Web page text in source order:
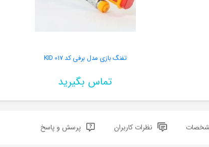
تفنگ بازی مدل برفی کد KID 017
تماس بگیرید
نظرات کاربران پرسش و پاسخ